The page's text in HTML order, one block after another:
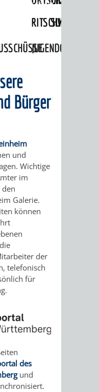
RITSCHWEIER
SULZBACH
KINDER-
UND
JUGENDBEIRAT
TAGESORDNUNG
/
SITZUNGSUNTERLAGEN
BERATENDE
AUSSCHÜSSE
/
STADTRECHT
RATHAUS
Opferschutz
zur
Kinder und
Bürger
und
Wichtige
im
den
Galerie.
können
der
telefonisch
für
des
und